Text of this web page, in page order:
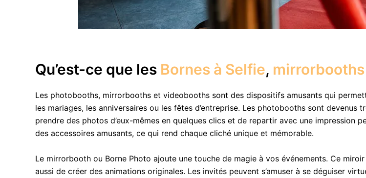
Qu’est-ce que les Bornes à Selfie, mirrorbooths
Les photobooths, mirrorbooths et videobooths sont des dispositifs amusants qui
les mariages, les anniversaires ou les fêtes d’entreprise. Les photobooths sont devenus
prendre des photos d’eux-mêmes en quelques clics et de repartir avec une impression
des accessoires amusants, ce qui rend chaque cliché unique et mémorable.
Le mirrorbooth ou Borne Photo ajoute une touche de magie à vos événements. Ce
aussi de créer des animations originales. Les invités peuvent s’amuser à se déguiser